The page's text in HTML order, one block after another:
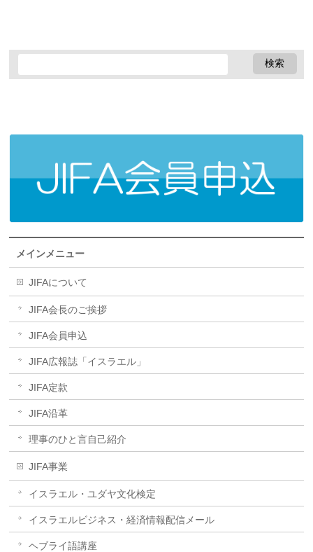
メインメニュー
JIFAについて
JIFA会長のご挨拶
JIFA会員申込
JIFA広報誌「イスラエル」
JIFA定款
JIFA沿革
理事のひと言自己紹介
JIFA事業
イスラエル・ユダヤ文化検定
イスラエルビジネス・経済情報配信メール
ヘブライ語講座